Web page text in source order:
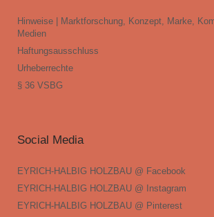
Hinweise | Marktforschung, Konzept, Marke,
Medien
Haftungsausschluss
Urheberrechte
§ 36 VSBG
Social Media
EYRICH-HALBIG HOLZBAU @ Facebook
EYRICH-HALBIG HOLZBAU @ Instagram
EYRICH-HALBIG HOLZBAU @ Pinterest